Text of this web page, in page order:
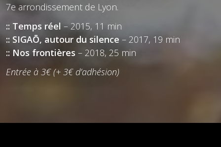
7e arrondissement de Lyon.
:: Temps réel– 2015, 11 min
:: SIGAŌ, autour du silence – 2017, 19 min
:: Nos frontières – 2018, 25 min
Entrée à 3€ (+ 3€ d’adhésion)